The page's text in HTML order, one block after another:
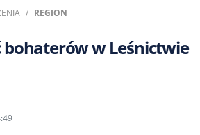
REGION
bohaterów w Leśnictwie